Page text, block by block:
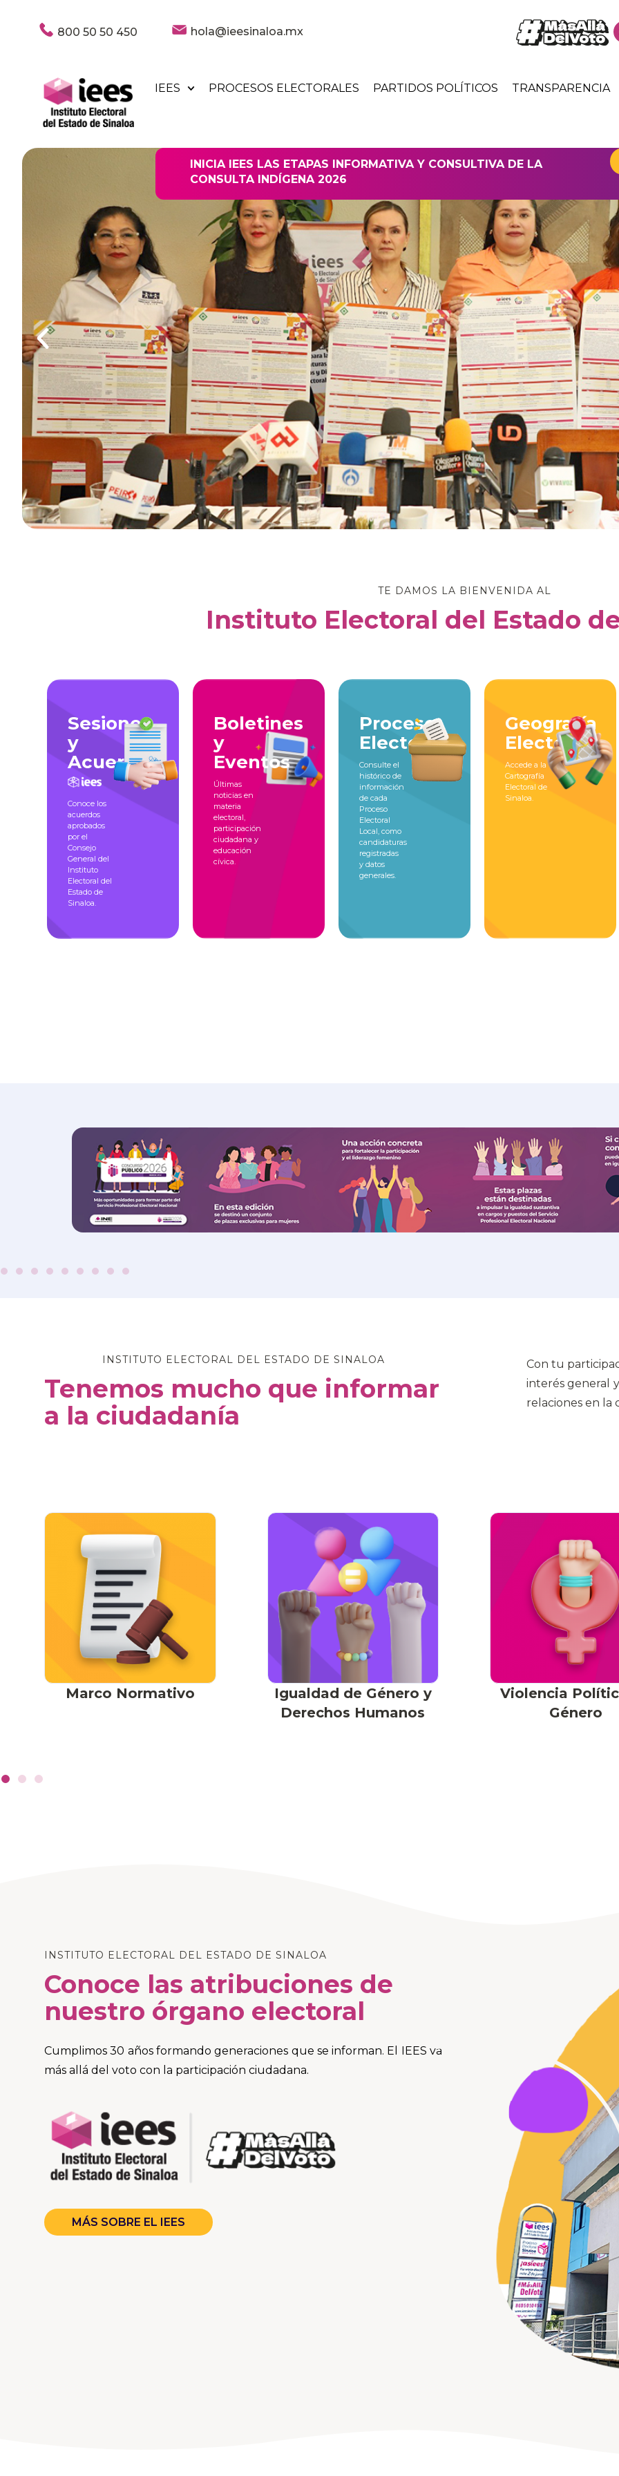
800 50 50 450 hola@ieesinaloa.mx
IEES PROCESOS ELECTORALES PARTIDOS POLÍTICOS TRANSPARENCIA
INICIA IEES LAS ETAPAS INFORMATIVA Y CONSULTIVA DE LA
CONSULTA INDÍGENA 2026
TE DAMOS LA BIENVENIDA AL
Instituto Electoral del Estado
Sesiones
y
Acuerdos
Conoce los
acuerdos
aprobados
por el
Consejo
General del
Instituto
Electoral del
Estado de
Sinaloa.
Boletines
y
Eventos
Últimas
noticias en
materia
electoral,
participación
ciudadana y
educación
cívica.
Proceso
Electoral
Consulte el
histórico de
información
de cada
Proceso
Electoral
Local, como
candidaturas
registradas
y datos
generales.
Geografía
Electoral
Accede a la
Cartografía
Electoral de
Sinaloa.
INSTITUTO ELECTORAL DEL ESTADO DE SINALOA
Tenemos mucho que informar
a la ciudadanía
Con tu
interés general
relaciones en la
Marco Normativo
Igualdad de Género y
Derechos Humanos
Violencia
Género
INSTITUTO ELECTORAL DEL ESTADO DE SINALOA
Conoce las atribuciones de
nuestro órgano electoral
Cumplimos 30 años formando generaciones que se informan. El IEES va
más allá del voto con la participación ciudadana.
MÁS SOBRE EL IEES